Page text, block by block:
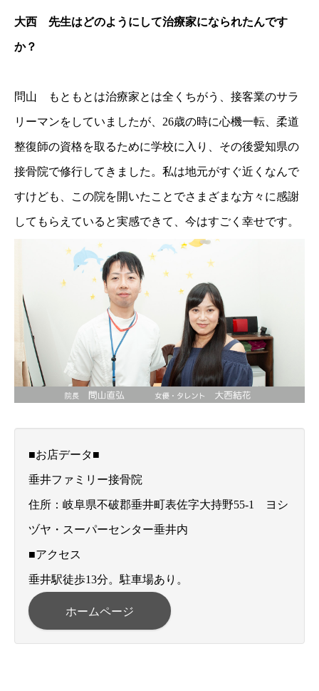
大西 先生はどのようにして治療家になられたんです
か？
問山 もともとは治療家とは全くちがう、接客業のサラ
リーマンをしていましたが、26歳の時に心機一転、柔道
整復師の資格を取るために学校に入り、その後愛知県の
接骨院で修行してきました。私は地元がすぐ近くなんで
すけども、この院を開いたことでさまざまな方々に感謝
してもらえていると実感できて、今はすごく幸せです。
■お店データ■
垂井ファミリー接骨院
住所：岐阜県不破郡垂井町表佐字大持野55-1 ヨシ
ヅヤ・スーパーセンター垂井内
■アクセス
垂井駅徒歩13分。駐車場あり。
ホームページ